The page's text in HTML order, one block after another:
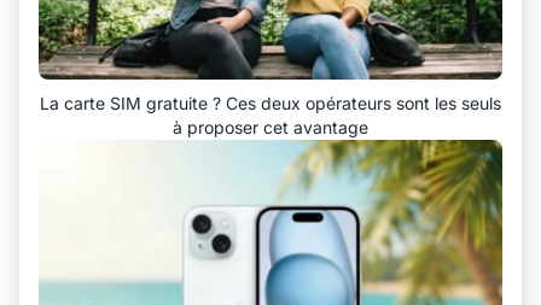
La carte SIM gratuite ? Ces deux opérateurs sont les seuls
à proposer cet avantage